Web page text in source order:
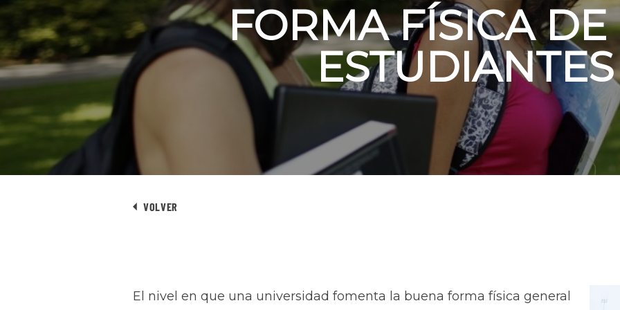
FORMA FÍSICA DE
ESTUDIANTES
VOLVER
El nivel en que una universidad fomenta la buena forma física general